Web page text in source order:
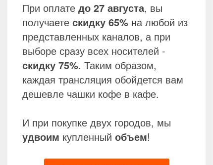
При оплате до 27 августа, вы
получаете скидку 65% на любой из
представленных каналов, а при
выборе сразу всех носителей -
скидку 75%. Таким образом,
каждая трансляция обойдется вам
дешевле чашки кофе в кафе.
И при покупке двух городов, мы
удвоим купленный объем!